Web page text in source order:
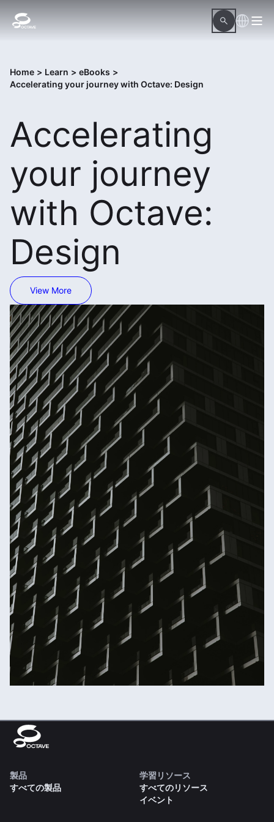
Home > Learn > eBooks >
Accelerating your journey with Octave: Design
Accelerating
your journey
with Octave:
Design
View More
製品
すべての製品
学習リソース
すべてのリソース
イベント